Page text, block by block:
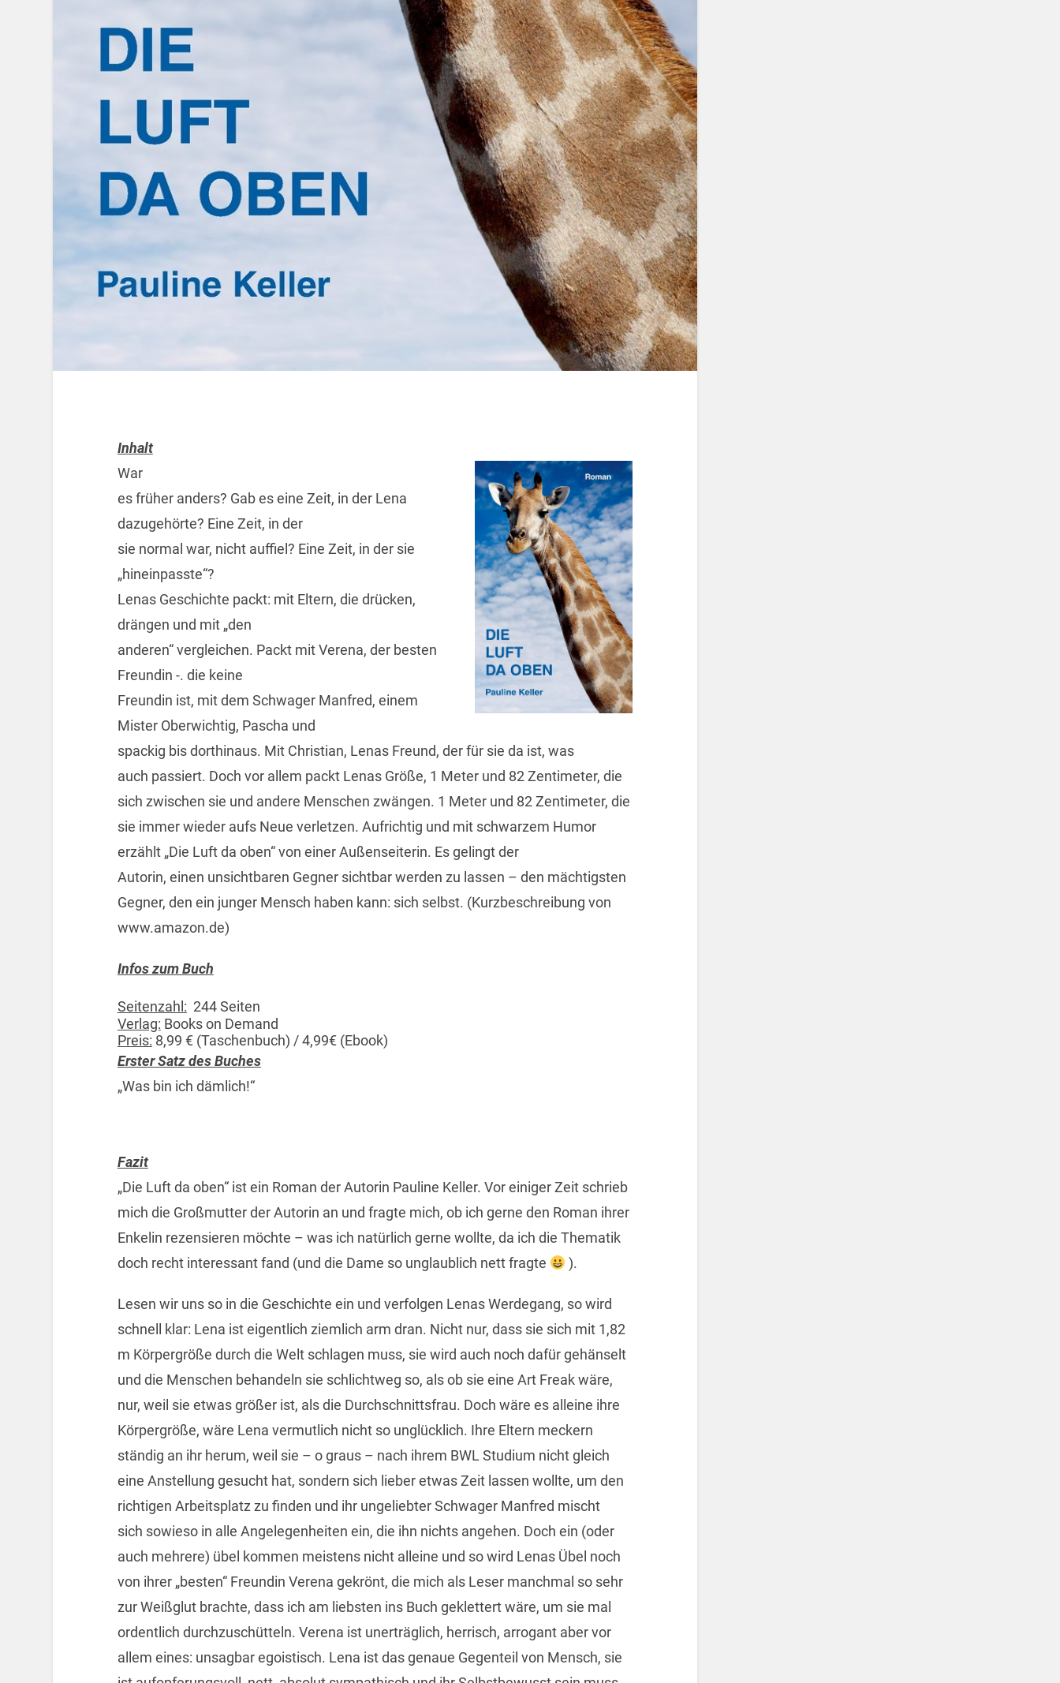
Inhalt
War
es früher anders? Gab es eine Zeit, in der Lena
dazugehörte? Eine Zeit, in der
sie normal war, nicht auffiel? Eine Zeit, in der sie
„hineinpasste“?
Lenas Geschichte packt: mit Eltern, die drücken,
drängen und mit „den
anderen“ vergleichen. Packt mit Verena, der besten
Freundin -. die keine
Freundin ist, mit dem Schwager Manfred, einem
Mister Oberwichtig, Pascha und
spackig bis dorthinaus. Mit Christian, Lenas Freund, der für sie da ist, was
auch passiert. Doch vor allem packt Lenas Größe, 1 Meter und 82 Zentimeter, die
sich zwischen sie und andere Menschen zwängen. 1 Meter und 82 Zentimeter, die
sie immer wieder aufs Neue verletzen. Aufrichtig und mit schwarzem Humor
erzählt „Die Luft da oben“ von einer Außenseiterin. Es gelingt der
Autorin, einen unsichtbaren Gegner sichtbar werden zu lassen – den mächtigsten
Gegner, den ein junger Mensch haben kann: sich selbst. (Kurzbeschreibung von
www.amazon.de)
Infos zum Buch
Seitenzahl: 244 Seiten
Verlag: Books on Demand
Preis: 8,99 € (Taschenbuch) / 4,99€ (Ebook)
Erster Satz des Buches
„Was bin ich dämlich!“
Fazit
„Die Luft da oben“ ist ein Roman der Autorin Pauline Keller. Vor einiger Zeit schrieb
mich die Großmutter der Autorin an und fragte mich, ob ich gerne den Roman ihrer
Enkelin rezensieren möchte – was ich natürlich gerne wollte, da ich die Thematik
doch recht interessant fand (und die Dame so unglaublich nett fragte
).
Lesen wir uns so in die Geschichte ein und verfolgen Lenas Werdegang, so wird
schnell klar: Lena ist eigentlich ziemlich arm dran. Nicht nur, dass sie sich mit 1,82
m Körpergröße durch die Welt schlagen muss, sie wird auch noch dafür gehänselt
und die Menschen behandeln sie schlichtweg so, als ob sie eine Art Freak wäre,
nur, weil sie etwas größer ist, als die Durchschnittsfrau. Doch wäre es alleine ihre
Körpergröße, wäre Lena vermutlich nicht so unglücklich. Ihre Eltern meckern
ständig an ihr herum, weil sie – o graus – nach ihrem BWL Studium nicht gleich
eine Anstellung gesucht hat, sondern sich lieber etwas Zeit lassen wollte, um den
richtigen Arbeitsplatz zu finden und ihr ungeliebter Schwager Manfred mischt
sich sowieso in alle Angelegenheiten ein, die ihn nichts angehen. Doch ein (oder
auch mehrere) übel kommen meistens nicht alleine und so wird Lenas Übel noch
von ihrer „besten“ Freundin Verena gekrönt, die mich als Leser manchmal so sehr
zur Weißglut brachte, dass ich am liebsten ins Buch geklettert wäre, um sie mal
ordentlich durchzuschütteln. Verena ist unerträglich, herrisch, arrogant aber vor
allem eines: unsagbar egoistisch. Lena ist das genaue Gegenteil von Mensch, sie